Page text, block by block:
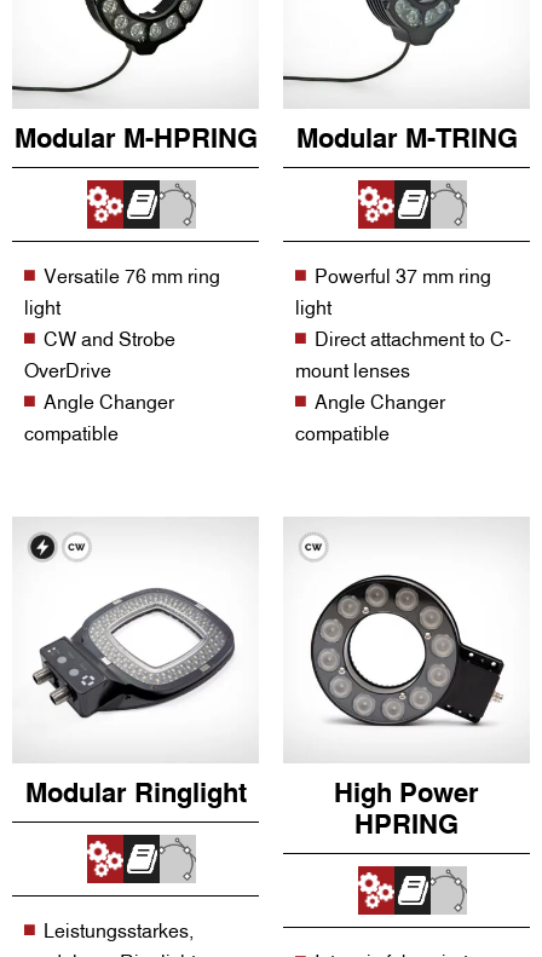
Modular M-HPRING
Versatile 76 mm ring
light
CW and Strobe
OverDrive
Angle Changer
compatible
Modular M-TRING
Powerful 37 mm ring
light
Direct attachment to C-
mount lenses
Angle Changer
compatible
Modular Ringlight
Leistungsstarkes,
High Power
HPRING